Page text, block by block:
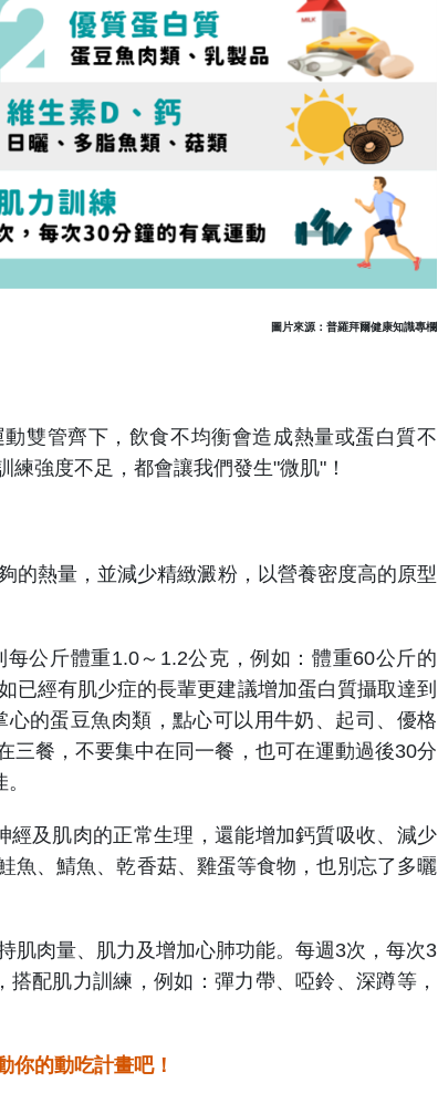
圖片來源：普羅拜爾健康知識專欄
雙管齊下，飲食不均衡會造成熱量或蛋白質不
強度不足，都會讓我們發生"微肌"！
的熱量，並減少精緻澱粉，以營養密度高的原型
公斤體重1.0～1.2公克，例如：體重60公斤的
已經有肌少症的長輩更建議增加蛋白質攝取達到
的蛋豆魚肉類，點心可以用牛奶、起司、優格
三餐，不要集中在同一餐，也可在運動過後30分
經及肌肉的正常生理，還能增加鈣質吸收、減少
魚、鯖魚、乾香菇、雞蛋等食物，也別忘了多曬
肌肉量、肌力及增加心肺功能。每週3次，每次3
配肌力訓練，例如：彈力帶、啞鈴、深蹲等，
你的動吃計畫吧！